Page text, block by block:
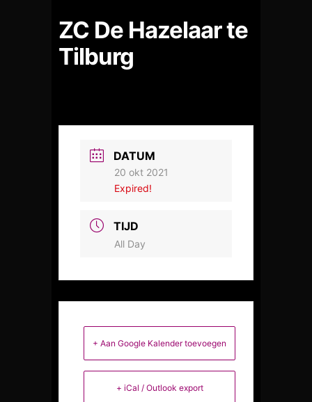
ZC De Hazelaar te
Tilburg
DATUM
20 okt 2021
Expired!
TIJD
All Day
+ Aan Google Kalender toevoegen
+ iCal / Outlook export